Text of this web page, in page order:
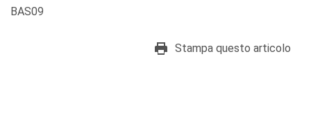
BAS09
Stampa questo articolo